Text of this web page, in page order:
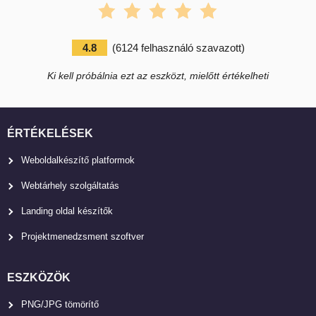
4.8 (6124felhasználó szavazott)
Ki kell próbálnia ezt az eszközt, mielőtt értékelheti
ÉRTÉKELÉSEK
Weboldalkészítő platformok
Webtárhely szolgáltatás
Landing oldal készítők
Projektmenedzsment szoftver
ESZKÖZÖK
PNG/JPG tömörítő